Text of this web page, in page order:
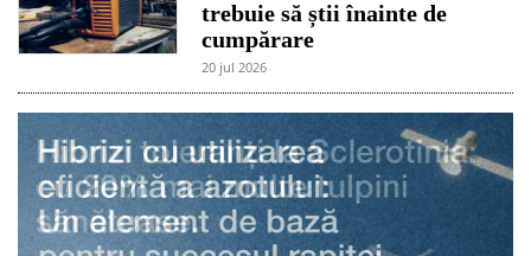
trebuie să știi înainte de
cumpărare
20 jul 2026